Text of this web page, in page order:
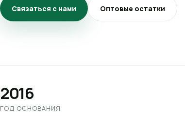
Связаться с нами Оптовые остатки
2016
ГОД ОСНОВАНИЯ